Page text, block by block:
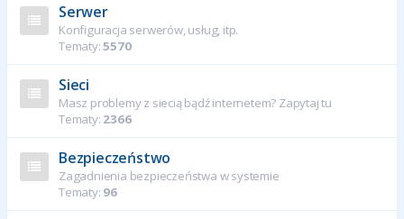
Serwer
Konfiguracja serwerów, usług, itp.
Tematy:5570
Sieci
Masz problemy z siecią bądź internetem? Zapytaj tu
Tematy: 2366
Bezpieczeństwo
Zagadnienia bezpieczeństwa w systemie
Tematy: 96